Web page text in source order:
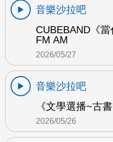
音樂沙拉吧
CUBEBAND《
FM AM
2026/05/27
音樂沙拉吧
《文學選播~古
2026/05/26